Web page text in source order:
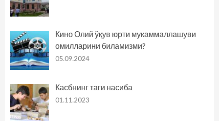
Кино Олий ўқув юрти мукаммаллашуви
омилларини биламизми?
05.09.2024
Касбнинг таги насиба
01.11.2023